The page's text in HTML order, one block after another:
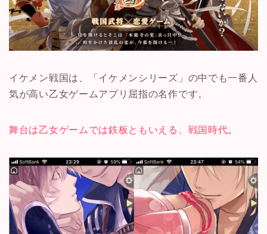
イケメン戦国は、「イケメンシリーズ」の中でも一番人
気が高い乙女ゲームアプリ屈指の名作です。
舞台は乙女ゲームでは鉄板ともいえる、戦国時代。